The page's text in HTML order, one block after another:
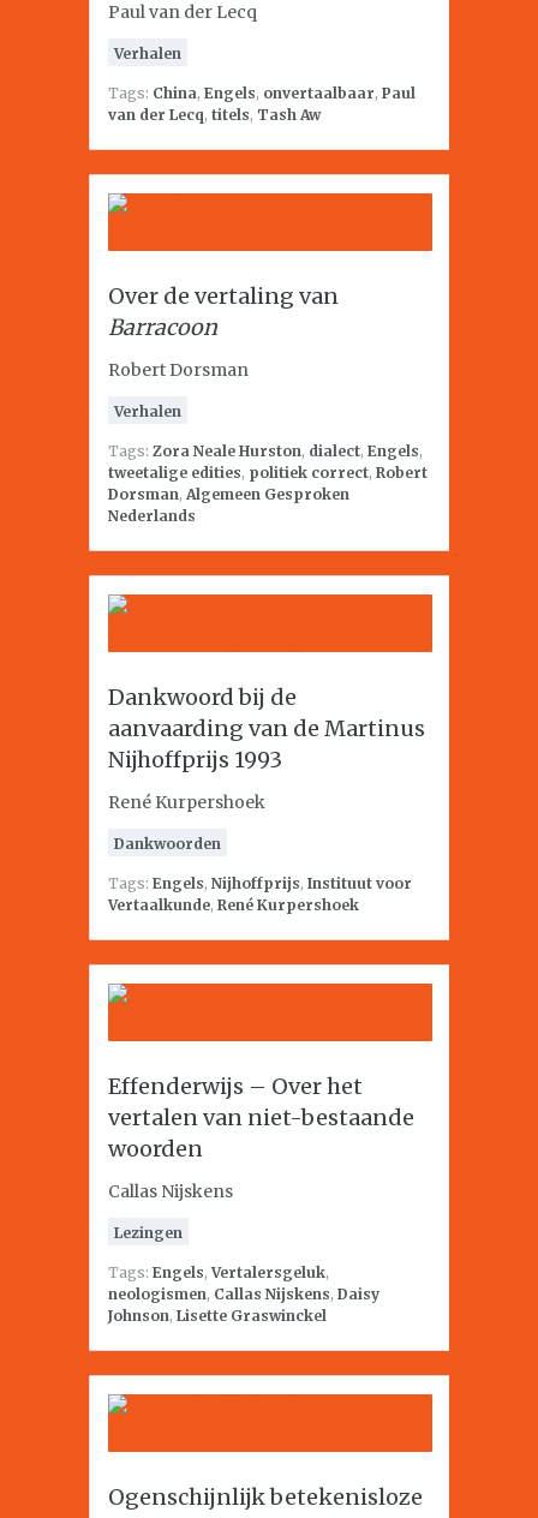
Paul van der Lecq
Verhalen
Tags: China, Engels, onvertaalbaar, Paul
van der Lecq, titels, Tash Aw
Over de vertaling van
Barracoon
Robert Dorsman
Verhalen
Tags: Zora Neale Hurston, dialect, Engels,
tweetalige edities, politiek correct, Robert
Dorsman, Algemeen Gesproken
Nederlands
Dankwoord bij de
aanvaarding van de Martinus
Nijhoffprijs 1993
René Kurpershoek
Dankwoorden
Tags: Engels, Nijhoffprijs, Instituut voor
Vertaalkunde, René Kurpershoek
Effenderwijs – Over het
vertalen van niet-bestaande
woorden
Callas Nijskens
Lezingen
Tags: Engels,Vertalersgeluk,
neologismen, Callas Nijskens, Daisy
Johnson, Lisette Graswinckel
Ogenschijnlijk betekenisloze